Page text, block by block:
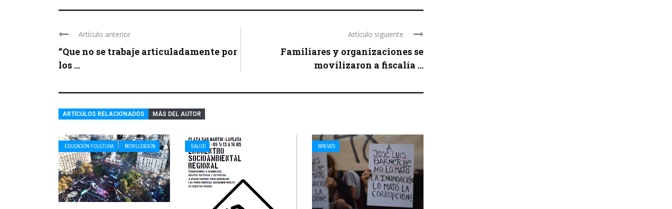
Artículo anterior
“Que no se trabaje articuladamente por
los ...
Artículo siguiente
Familiares y organizaciones se
movilizaron a fiscalía ...
ARTÍCULOS RELACIONADOS MÁS DEL AUTOR
EDUCACIÓN Y CULTURA MOVILIZACIÓN SALUD BREVES